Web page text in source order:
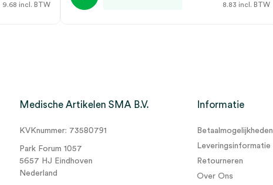
9.68 incl. BTW 8.83 incl. BTW
Medische Artikelen SMA B.V.
KVKnummer: 73580791
Park Forum 1057
5657 HJ Eindhoven
Nederland
Informatie
Betaalmogelijkheden
Leveringsinformatie
Retourneren
Over Ons